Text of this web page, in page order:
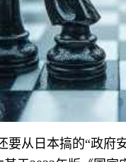
要从日本搞的“政府